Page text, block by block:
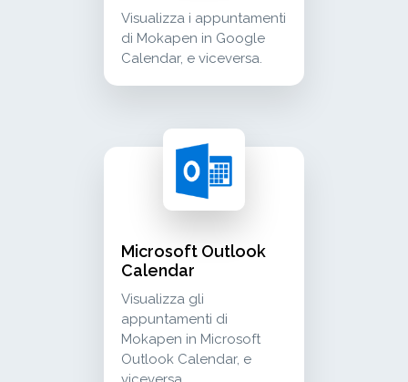
Visualizza i appuntamenti
di Mokapen in Google
Calendar, e viceversa.
microsoft outlook calendar visualizza gli
calendar
Microsoft Outlook
Calendar
Visualizza gli
appuntamenti di
Mokapen in Microsoft
Outlook Calendar, e